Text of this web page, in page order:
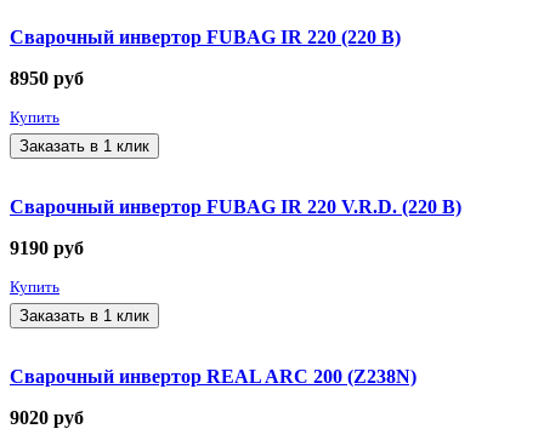
Сварочный инвертор FUBAG IR 220 (220 В)
8950 руб
Купить
Заказать в 1 клик
Сварочный инвертор FUBAG IR 220 V.R.D. (220 В)
9190 руб
Купить
Заказать в 1 клик
Сварочный инвертор REAL ARC 200 (Z238N)
9020 руб